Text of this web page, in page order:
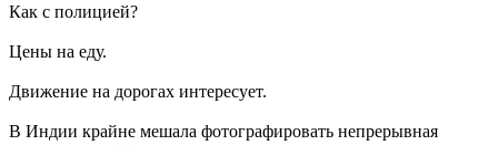
Как с полицией?
Цены на еду.
Движение на дорогах интересует.
В Индии крайне мешала фотографировать непрерывная